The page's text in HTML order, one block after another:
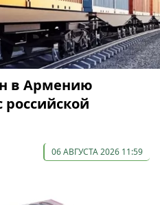
в Армению
российской
06 АВГУСТА 2026 11:59